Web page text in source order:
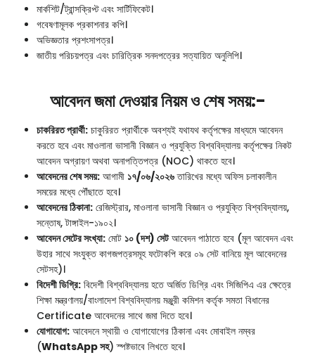
মার্কশিট/ট্রান্সক্রিপ্ট এবং সার্টিফিকেট।
গবেষণামূলক প্রকাশনার কপি।
অভিজ্ঞতার প্রশংসাপত্র।
জাতীয় পরিচয়পত্র এবং চারিত্রিক সনদপত্রের সত্যায়িত অনুলিপি।
আবেদন জমা দেওয়ার নিয়ম ও শেষ সময়:-
চাকরিরত প্রার্থী: চাকুরিরত প্রার্থীকে অবশ্যই যথাযথ কর্তৃপক্ষের মাধ্যমে আবেদন
করতে হবে এবং মাওলানা ভাসানী বিজ্ঞান ও প্রযুক্তি বিশ্ববিদ্যালয় কর্তৃপক্ষের নিকট
আবেদন অগ্রায়ণ অথবা অনাপত্তিপত্র (NOC) থাকতে হবে।
আবেদনের শেষ সময়: আগামী ১৭/০৬/২০২৬তারিখের মধ্যে অফিস চলাকালীন
সময়ের মধ্যে পৌঁছাতে হবে।
আবেদনের ঠিকানা: রেজিস্ট্রার, মাওলানা ভাসানী বিজ্ঞান ও প্রযুক্তি বিশ্ববিদ্যালয়,
সন্তোষ, টাঙ্গাইল-১৯০২।
আবেদন সেটের সংখ্যা: মোট ১০ (দশ) সেটআবেদন পাঠাতে হবে (মূল আবেদন এবং
উহার সাথে সংযুক্ত কাগজপত্রসমূহ ফটোকপি করে ০৯ সেট বানিয়ে মূল আবেদনের
সেটসহ)।
বিদেশী ডিগ্রি: বিদেশী বিশ্ববিদ্যালয় হতে অর্জিত ডিগ্রি এবং সিজিপিএ এর ক্ষেত্রে
শিক্ষা মন্ত্রণালয়/বাংলাদেশ বিশ্ববিদ্যালয় মঞ্জুরী কমিশন কর্তৃক সমতা বিধানের
Certificate আবেদনের সাথে জমা দিতে হবে।
যোগাযোগ: আবেদনে স্থায়ী ও যোগাযোগের ঠিকানা এবং মোবাইল নম্বর
(WhatsApp সহ) স্পষ্টভাবে লিখতে হবে।